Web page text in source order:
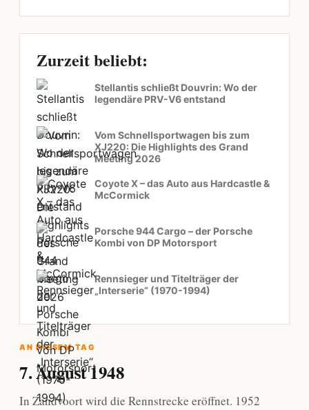
Zurzeit beliebt:
Stellantis schließt Douvrin: Wo der
legendäre PRV-V6 entstand
Vom Schnellsportwagen bis zum
XJ220: Die Highlights des Grand
Meeting 2026
Coyote X – das Auto aus Hardcastle &
McCormick
Porsche 944 Cargo – der Porsche
Kombi von DP Motorsport
Rennsieger und Titelträger der
„Interserie“ (1970-1994)
AN DIESEM TAG
7. August 1948
In Zandvoort wird die Rennstrecke eröffnet. 1952